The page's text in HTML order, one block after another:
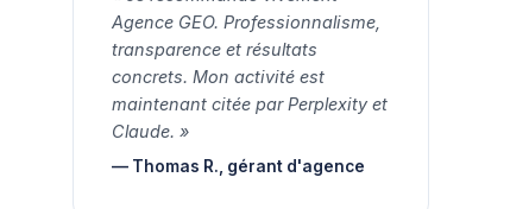
Agence GEO. Professionnalisme,
transparence et résultats
concrets. Mon activité est
maintenant citée par Perplexity et
Claude. »
— Thomas R., gérant d'agence